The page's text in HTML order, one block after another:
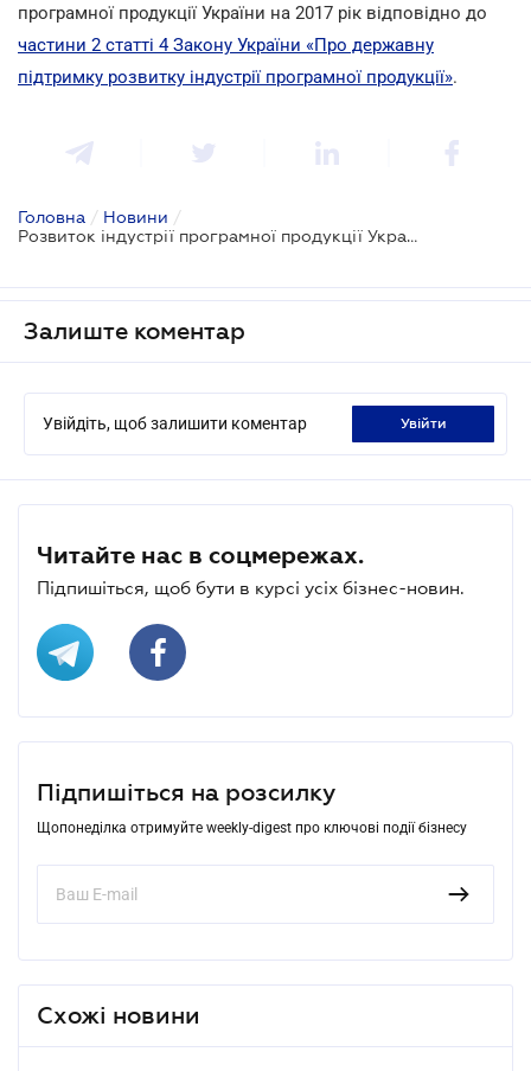
програмної продукції України на 2017 рік відповідно до
частини 2 статті 4 Закону України «Про державну
підтримку розвитку індустрії програмної продукції».
Головна / Новини /
Розвиток індустрії програмної продукції України
Залиште коментар
Увійдіть, щоб залишити коментар увійти
Читайте нас в соцмережах.
Підпишіться, щоб бути в курсі усіх бізнес-новин.
Підпишіться на розсилку
Щопонеділка отримуйте weekly-digest про ключові події бізнесу
Схожі новини